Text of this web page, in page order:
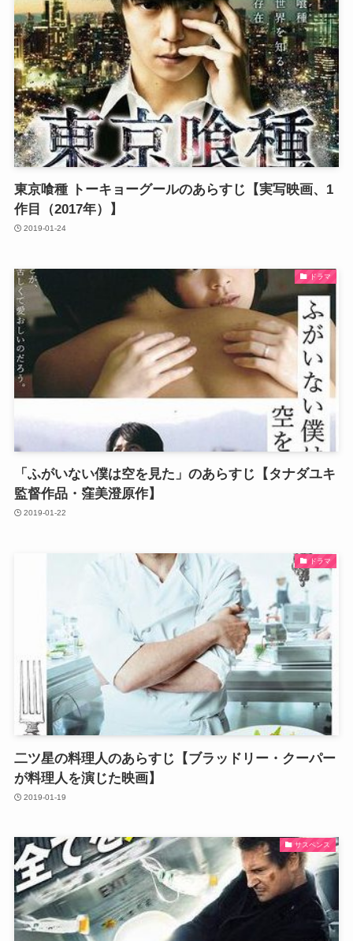
東京喰種 トーキョーグールのあらすじ【実写映画、1
作目（2017年）】
2019-01-24
ドラマ
「ふがいない僕は空を見た」のあらすじ【タナダユキ
監督作品・窪美澄原作】
2019-01-22
ドラマ
二ツ星の料理人のあらすじ【ブラッドリー・クーパー
が料理人を演じた映画】
2019-01-19
サスペンス